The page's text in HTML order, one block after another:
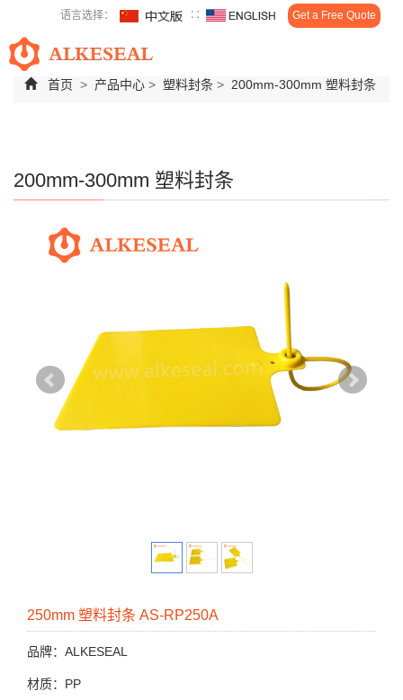
语言选择： ∷ Get a Free Quote
首页 > 产品中心 > 塑料封条 > 200mm-300mm 塑料封条
200mm-300mm 塑料封条
250mm 塑料封条 AS-RP250A
品牌：ALKESEAL
材质：PP